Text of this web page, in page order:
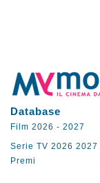
Database
Film 2026 - 2027
Serie TV 2026 2027
Premi